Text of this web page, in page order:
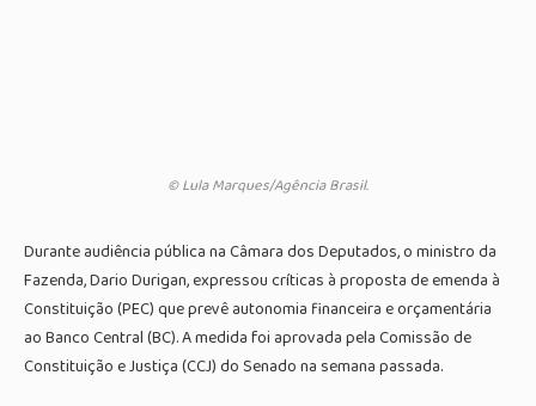
© Lula Marques/Agência Brasil.
Durante audiência pública na Câmara dos Deputados, o ministro da
Fazenda, Dario Durigan, expressou críticas à proposta de emenda à
Constituição (PEC) que prevê autonomia financeira e orçamentária
ao Banco Central (BC). A medida foi aprovada pela Comissão de
Constituição e Justiça (CCJ) do Senado na semana passada.